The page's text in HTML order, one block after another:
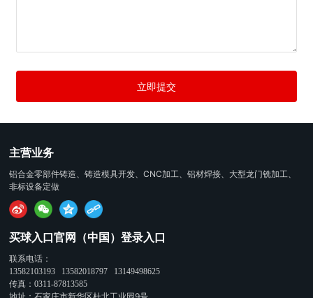
立即提交
主营业务
铝合金零部件铸造、铸造模具开发、CNC加工、铝材焊接、大型龙门铣加工、
非标设备定做
买球入口官网（中国）登录入口
联系电话：
13582103193 13582018797 13149498625
传真：0311-87813585